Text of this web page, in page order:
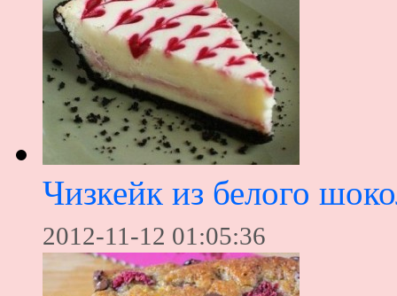
Чизкейк из белого
2012-11-12 01:05:36